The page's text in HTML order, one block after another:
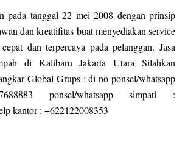
pada tanggal 22 mei 2008 dengan prinsip
dan kreatifitas buat menyediakan service
dan terpercaya pada pelanggan. Jasa
di Kalibaru Jakarta Utara Silahkan
Global Grups : di no ponsel/whatsapp
ponsel/whatsapp simpati :
kantor : +622122008353